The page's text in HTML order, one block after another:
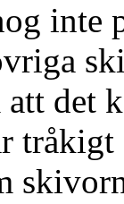
inte
att det